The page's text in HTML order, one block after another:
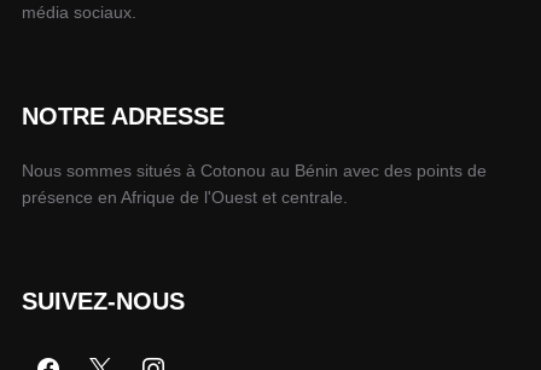
média sociaux.
NOTRE ADRESSE
Nous sommes situés à Cotonou au Bénin avec des points de
présence en Afrique de l'Ouest et centrale.
SUIVEZ-NOUS